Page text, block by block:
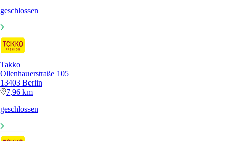
geschlossen
Takko
Ollenhauerstraße 105
13403 Berlin
7,96 km
geschlossen